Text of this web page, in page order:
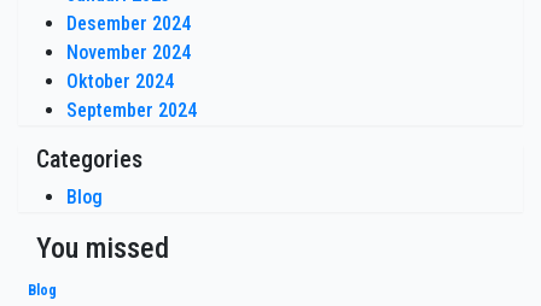
Desember 2024
November 2024
Oktober 2024
September 2024
Categories
Blog
You missed
Blog